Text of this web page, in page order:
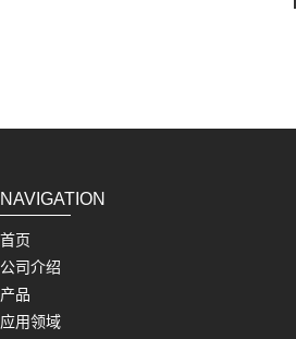
NAVIGATION
首页
公司介绍
产品
应用领域